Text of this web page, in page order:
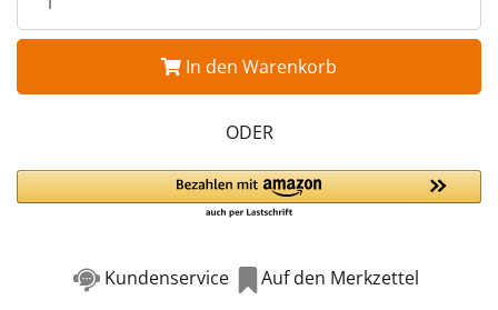
In den Warenkorb
ODER
Kundenservice Auf den Merkzettel